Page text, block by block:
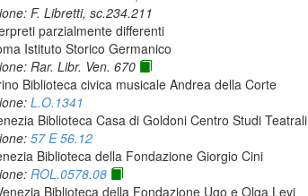
F. Libretti, sc.234.211
parzialmente differenti
Istituto Storico Germanico
Rar. Libr. Ven. 670
Biblioteca civica musicale Andrea della Corte
L.O.1341
Biblioteca Casa di Goldoni Centro Studi Teatrali
57 E 56.12
Biblioteca della Fondazione Giorgio Cini
ROL.0578.08
Biblioteca della Fondazione Ugo e Olga Levi